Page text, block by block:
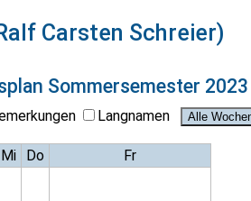
Carsten Schreier)
Sommersemester 2023
Langnamen
Mi Do
Fr